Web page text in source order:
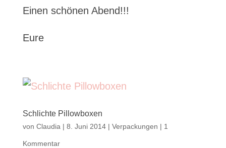
Einen schönen Abend!!!
Eure
Schlichte Pillowboxen
von Claudia | 8. Juni 2014| Verpackungen | 1
Kommentar